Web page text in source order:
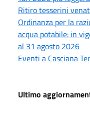
Ritiro tesserini
Ordinanza per la
acqua potabile: in
al 31 agosto 2026
Eventi a Casciana
Ultimo